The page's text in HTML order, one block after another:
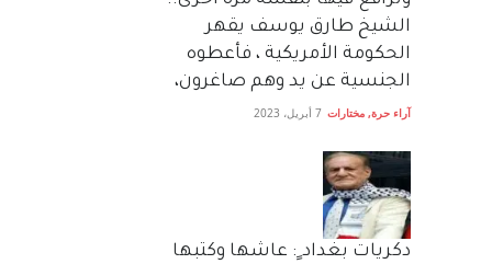
الشيخ طارق يوسف يقهر
الحكومة الأمريكية ، فأعطوه
الجنسية عن يد وهم صاغرون،
آراء حرة, مختارات 7 أبريل، 2023
دكريات بغداد ٍ: عاشها وكتبها